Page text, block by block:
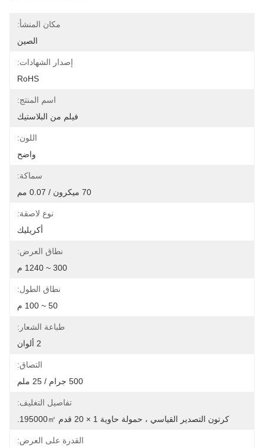
مكان المنشأ:
الصين
إصدار الشهادات:
RoHS
اسم المنتج:
فيلم من البلاستيك
اللون:
واضح
سماكة:
70 ميكرون / 0.07 مم
نوع لاصقة:
أكريليك
نطاق العرض:
300 ~ 1240 م
نطاق الطول:
50 ~ 100 م
طباعة الشعار:
التصاق:
500 جرام / 25 ملم
تفاصيل التغليف:
كرتون التصدير القياسي ، حمولة حاوية 1 × 20 قدم 195000㎡.
القدرة على العرض: